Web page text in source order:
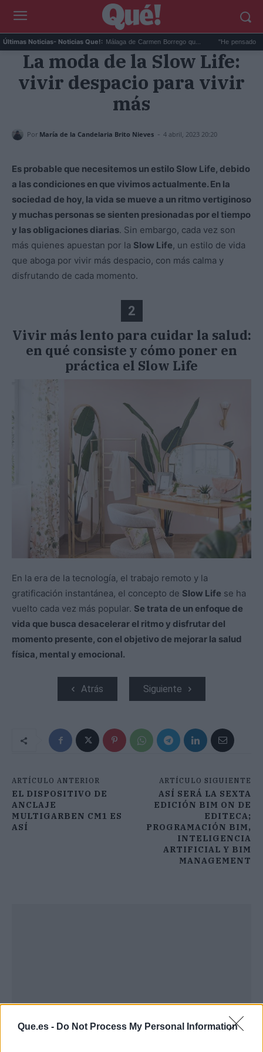
Que.es - Do Not Process My Personal Information
Últimas Noticias- Noticias Que!:
La foto en la playa de Málaga de Carmen Borrego qu... "He pensado en
La moda de la Slow Life:
vivir despacio para vivir
más
Por María de la Candelaria Brito Nieves - 4 abril, 2023 20:20
Es probable que necesitemos un estilo Slow Life, debido
a las condiciones en que vivimos actualmente. En la
sociedad de hoy, la vida se mueve a un ritmo vertiginoso
y muchas personas se sienten presionadas por el tiempo
y las obligaciones diarias. Sin embargo, cada vez son
más quienes apuestan por la Slow Life, un estilo de vida
que aboga por vivir más despacio, con más calma y
disfrutando de cada momento.
2
Vivir más lento para cuidar la salud:
en qué consiste y cómo poner en
práctica el Slow Life
En la era de la tecnología, el trabajo remoto y la
gratificación instantánea, el concepto de Slow Life se ha
vuelto cada vez más popular. Se trata de un enfoque de
vida que busca desacelerar el ritmo y disfrutar del
momento presente, con el objetivo de mejorar la salud
física, mental y emocional.
Atrás Siguiente
ARTÍCULO ANTERIOR
EL DISPOSITIVO DE
ANCLAJE
MULTIGARBEN CM1 ES
ASÍ
ARTÍCULO SIGUIENTE
ASÍ SERÁ LA SEXTA
EDICIÓN BIM ON DE
EDITECA;
PROGRAMACIÓN BIM,
INTELIGENCIA
ARTIFICIAL Y BIM
MANAGEMENT